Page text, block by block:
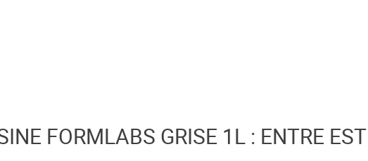
FORMLABS GRISE 1L : ENTRE